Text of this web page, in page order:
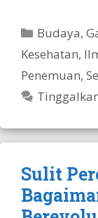
Kategori
Budaya,
Kesehatan,
Penemuan,
Sulit